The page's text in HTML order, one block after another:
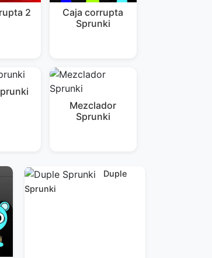
2
Caja corrupta
Sprunki
Mezclador
Sprunki
Duple
Sprunki